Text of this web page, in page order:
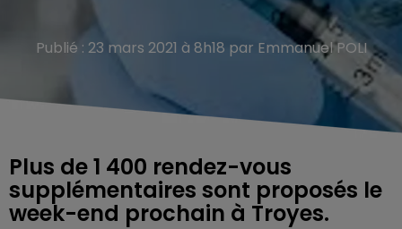
Publié : 23 mars 2021 à 8h18 par Emmanuel POLI
Plus de 1 400 rendez-vous
supplémentaires sont proposés le
week-end prochain à Troyes.